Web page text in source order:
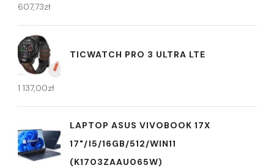
607,73zł
TICWATCH PRO 3 ULTRA LTE
1 137,00zł
LAPTOP ASUS VIVOBOOK 17X
17"/I5/16GB/512/WIN11
(K1703ZAAU065W)